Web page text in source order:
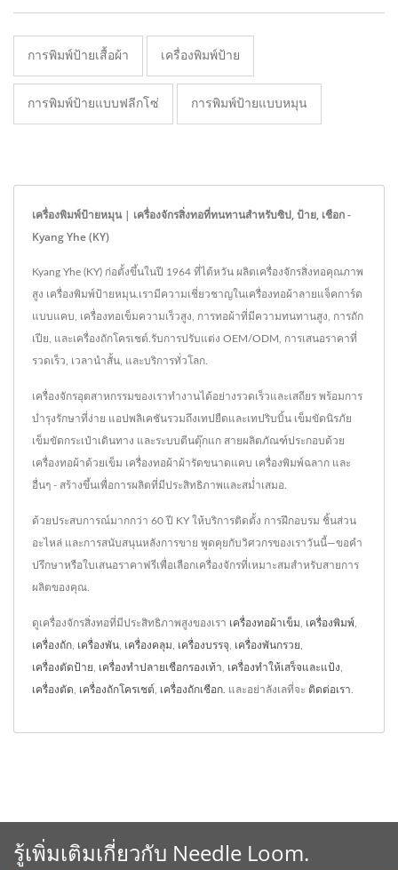
การพิมพ์ป้ายเสื้อผ้า เครื่องพิมพ์ป้าย
การพิมพ์ป้ายแบบฟลีกโซ่ การพิมพ์ป้ายแบบหมุน
เครื่องพิมพ์ป้ายหมุน | เครื่องจักรสิ่งทอที่ทนทานสำหรับซิป, ป้าย, เชือก -
Kyang Yhe (KY)
Kyang Yhe (KY) ก่อตั้งขึ้นในปี 1964 ที่ไต้หวัน ผลิตเครื่องจักรสิ่งทอคุณภาพ
สูง เครื่องพิมพ์ป้ายหมุน.เรามีความเชี่ยวชาญในเครื่องทอผ้าลายแจ็คการ์ด
แบบแคบ, เครื่องทอเข็มความเร็วสูง, การทอผ้าที่มีความทนทานสูง, การถัก
เปีย, และเครื่องถักโครเชต์.รับการปรับแต่ง OEM/ODM, การเสนอราคาที่
รวดเร็ว, เวลานำสั้น, และบริการทั่วโลก.
เครื่องจักรอุตสาหกรรมของเราทำงานได้อย่างรวดเร็วและเสถียร พร้อมการ
บำรุงรักษาที่ง่าย แอปพลิเคชันรวมถึงเทปยืดและเทปริบบิ้น เข็มขัดนิรภัย
เข็มขัดกระเป๋าเดินทาง และระบบตีนตุ๊กแก สายผลิตภัณฑ์ประกอบด้วย
เครื่องทอผ้าด้วยเข็ม เครื่องทอผ้าผ้ารัดขนาดแคบ เครื่องพิมพ์ฉลาก และ
อื่นๆ - สร้างขึ้นเพื่อการผลิตที่มีประสิทธิภาพและสม่ำเสมอ.
ด้วยประสบการณ์มากกว่า 60 ปี KY ให้บริการติดตั้ง การฝึกอบรม ชิ้นส่วน
อะไหล่ และการสนับสนุนหลังการขาย พูดคุยกับวิศวกรของเราวันนี้—ขอคำ
ปรึกษาหรือใบเสนอราคาฟรีเพื่อเลือกเครื่องจักรที่เหมาะสมสำหรับสายการ
ผลิตของคุณ.
ดูเครื่องจักรสิ่งทอที่มีประสิทธิภาพสูงของเรา เครื่องทอผ้าเข็ม เครื่องพิมพ์
เครื่องถัก เครื่องพัน เครื่องคลุม เครื่องบรรจุ เครื่องพันกรวย
เครื่องตัดป้าย เครื่องทำปลายเชือกรองเท้า เครื่องทำให้เสร็จและแป้ง
เครื่องตัด เครื่องถักโครเชต์ เครื่องถักเชือก. และอย่าลังเลที่จะ ติดต่อเรา
รู้เพิ่มเติมเกี่ยวกับ Needle Loom.